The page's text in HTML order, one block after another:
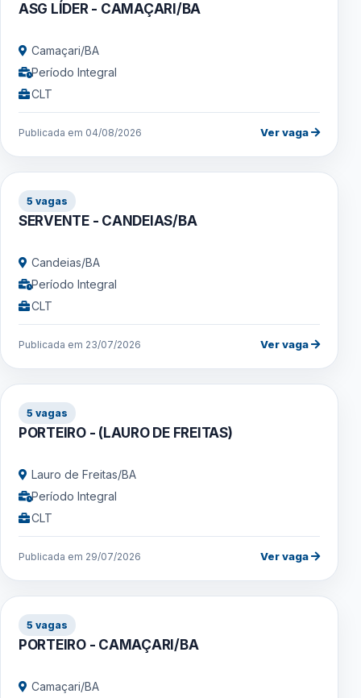
ASG LÍDER - CAMAÇARI/BA
Camaçari/BA
Período Integral
CLT
Publicada em 04/08/2026 Ver vaga
5 vagas
SERVENTE - CANDEIAS/BA
Candeias/BA
Período Integral
CLT
Publicada em 23/07/2026 Ver vaga
5 vagas
PORTEIRO - (LAURO DE FREITAS)
Lauro de Freitas/BA
Período Integral
CLT
Publicada em 29/07/2026 Ver vaga
5 vagas
PORTEIRO - CAMAÇARI/BA
Camaçari/BA